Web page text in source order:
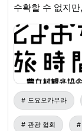
수확할 수 없지만
직 예약 접수 중
하세요.
도요오카무라
관광 협회